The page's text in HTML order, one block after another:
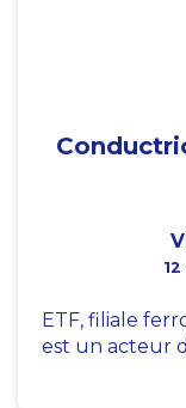
ETF, filiale
est un acteur